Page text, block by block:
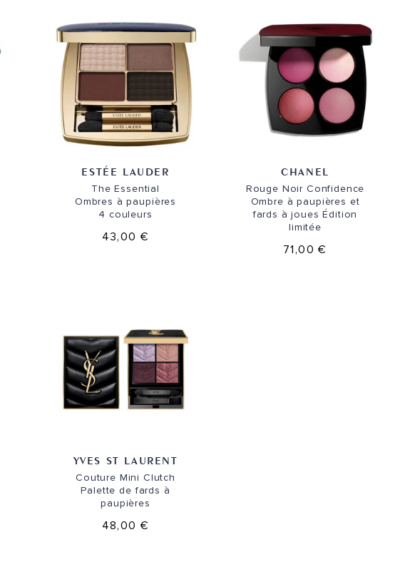
ESTÉE LAUDER
The Essential
Ombres à paupières
4 couleurs
43,00 €
CHANEL
Rouge Noir Confidence
Ombre à paupières et
fards à joues Édition
limitée
71,00 €
YVES ST LAURENT
Couture Mini Clutch
Palette de fards à
paupières
48,00 €